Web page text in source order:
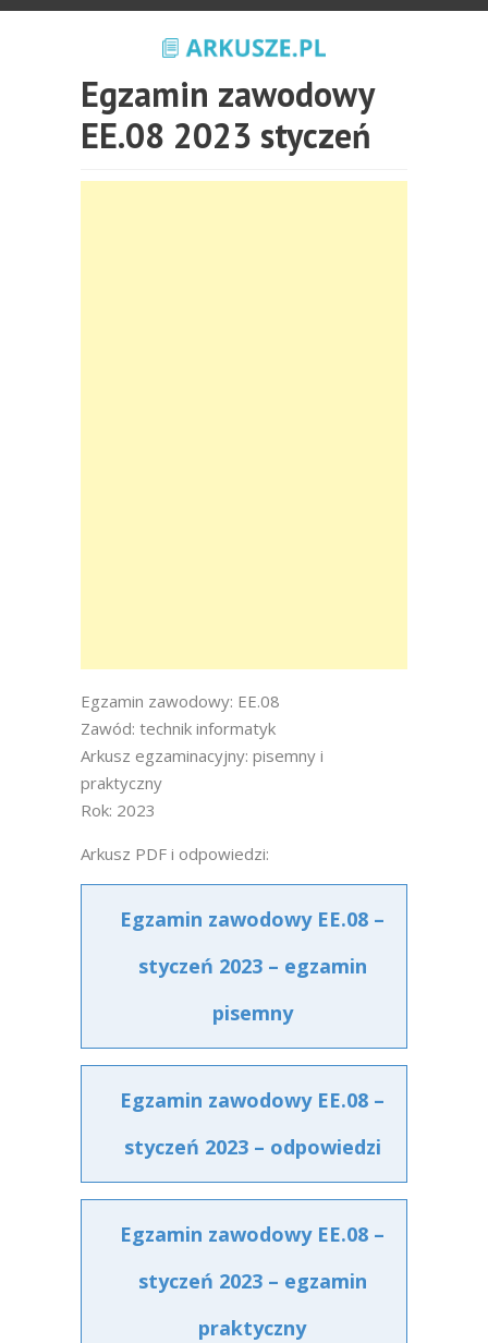
Egzamin zawodowy
EE.08 2023 styczeń
Egzamin zawodowy: EE.08
Zawód: technik informatyk
Arkusz egzaminacyjny: pisemny i
praktyczny
Rok: 2023
Arkusz PDF i odpowiedzi:
Egzamin zawodowy EE.08 –
styczeń 2023 – egzamin
pisemny
Egzamin zawodowy EE.08 –
styczeń 2023 – odpowiedzi
Egzamin zawodowy EE.08 –
styczeń 2023 – egzamin
praktyczny